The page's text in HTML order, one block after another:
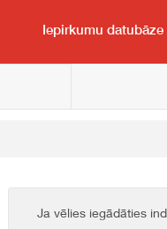
Iepirkumu datubāze
Ja vēlies iegādāties